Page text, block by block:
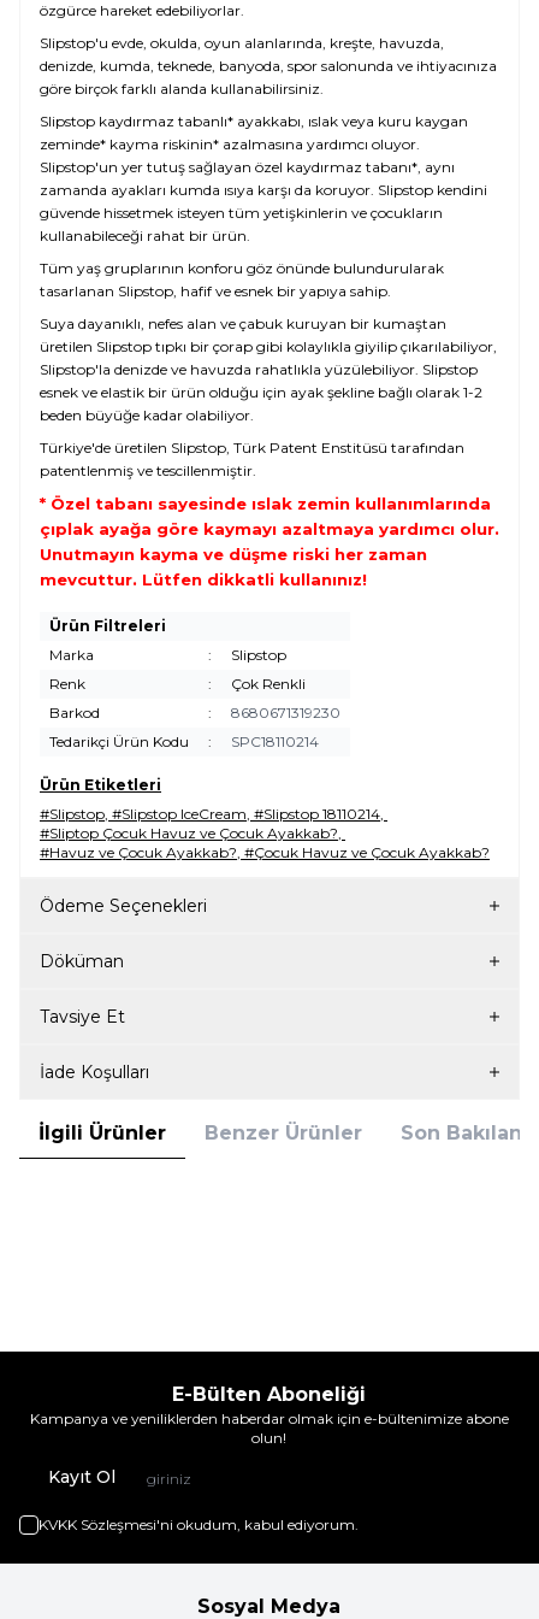
özgürce hareket edebiliyorlar.
Slipstop'u evde, okulda, oyun alanlarında, kreşte, havuzda,
denizde, kumda, teknede, banyoda, spor salonunda ve ihtiyacınıza
göre birçok farklı alanda kullanabilirsiniz.
Slipstop kaydırmaz tabanlı* ayakkabı, ıslak veya kuru kaygan
zeminde* kayma riskinin* azalmasına yardımcı oluyor.
Slipstop'un yer tutuş sağlayan özel kaydırmaz tabanı*, aynı
zamanda ayakları kumda ısıya karşı da koruyor. Slipstop kendini
güvende hissetmek isteyen tüm yetişkinlerin ve çocukların
kullanabileceği rahat bir ürün.
Tüm yaş gruplarının konforu göz önünde bulundurularak
tasarlanan Slipstop, hafif ve esnek bir yapıya sahip.
Suya dayanıklı, nefes alan ve çabuk kuruyan bir kumaştan
üretilen Slipstop tıpkı bir çorap gibi kolaylıkla giyilip çıkarılabiliyor,
Slipstop'la denizde ve havuzda rahatlıkla yüzülebiliyor. Slipstop
esnek ve elastik bir ürün olduğu için ayak şekline bağlı olarak 1-2
beden büyüğe kadar olabiliyor.
Türkiye'de üretilen Slipstop, Türk Patent Enstitüsü tarafından
patentlenmiş ve tescillenmiştir.
* Özel tabanı sayesinde ıslak zemin kullanımlarında
çıplak ayağa göre kaymayı azaltmaya yardımcı olur.
Unutmayın kayma ve düşme riski her zaman
mevcuttur. Lütfen dikkatli kullanınız!
Ürün Filtreleri
Marka
:
Slipstop
Renk
:
Çok Renkli
Barkod
:
8680671319230
Tedarikçi Ürün Kodu
: SPC18110214
Ürün Etiketleri
#Slipstop, #Slipstop IceCream, #Slipstop 18110214,
#Sliptop Çocuk Havuz ve Çocuk Ayakkab?,
#Havuz ve Çocuk Ayakkab?, #Çocuk Havuz ve Çocuk Ayakkab?
Ödeme Seçenekleri
Döküman
Tavsiye Et
İade Koşulları
İlgili Ürünler Benzer Ürünler Son
E-Bülten Aboneliği
Kampanya ve yeniliklerden haberdar olmak için e-bültenimize abone
olun!
Kayıt Ol
KVKK Sözleşmesi'ni okudum, kabul ediyorum.
Sosyal Medya